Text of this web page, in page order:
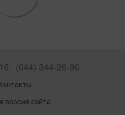
(044) 344-26-96
версия сайта